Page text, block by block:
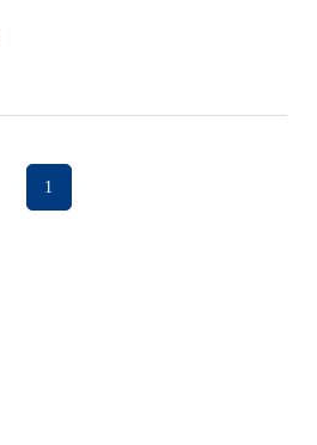
1